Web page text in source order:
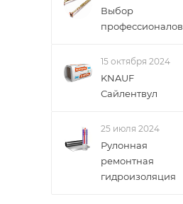
Выбор
профессионалов
15 октября 2024
KNAUF
Сайлентвул
25 июля 2024
Рулонная
ремонтная
гидроизоляция